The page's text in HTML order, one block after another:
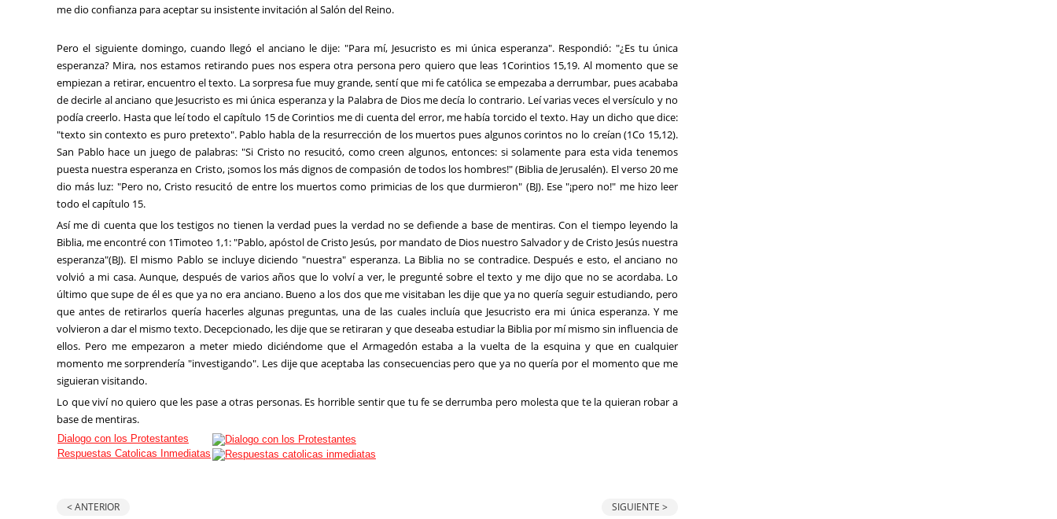
me dio confianza para aceptar su insistente invitación al Salón del Reino.
Pero el siguiente domingo, cuando llegó el anciano le dije: "Para mí, Jesucristo es mi única esperanza". Respondió: "¿Es tu única
esperanza? Mira, nos estamos retirando pues nos espera otra persona pero quiero que leas 1Corintios 15,19. Al momento que se
empiezan a retirar, encuentro el texto. La sorpresa fue muy grande, sentí que mi fe católica se empezaba a derrumbar, pues acababa
de decirle al anciano que Jesucristo es mi única esperanza y la Palabra de Dios me decía lo contrario. Leí varias veces el versículo y no
podía creerlo. Hasta que leí todo el capítulo 15 de Corintios me di cuenta del error, me había torcido el texto. Hay un dicho que dice:
"texto sin contexto es puro pretexto". Pablo habla de la resurrección de los muertos pues algunos corintos no lo creían (1Co 15,12).
San Pablo hace un juego de palabras: "Si Cristo no resucitó, como creen algunos, entonces: si solamente para esta vida tenemos
puesta nuestra esperanza en Cristo, ¡somos los más dignos de compasión de todos los hombres!" (Biblia de Jerusalén). El verso 20 me
dio más luz: "Pero no, Cristo resucitó de entre los muertos como primicias de los que durmieron" (BJ). Ese "¡pero no!" me hizo leer
todo el capítulo 15.
Así me di cuenta que los testigos no tienen la verdad pues la verdad no se defiende a base de mentiras. Con el tiempo leyendo la
Biblia, me encontré con 1Timoteo 1,1: "Pablo, apóstol de Cristo Jesús, por mandato de Dios nuestro Salvador y de Cristo Jesús nuestra
esperanza"(BJ). El mismo Pablo se incluye diciendo "nuestra" esperanza. La Biblia no se contradice. Después e esto, el anciano no
volvió a mi casa. Aunque, después de varios años que lo volví a ver, le pregunté sobre el texto y me dijo que no se acordaba. Lo
último que supe de él es que ya no era anciano. Bueno a los dos que me visitaban les dije que ya no quería seguir estudiando, pero
que antes de retirarlos quería hacerles algunas preguntas, una de las cuales incluía que Jesucristo era mi única esperanza. Y me
volvieron a dar el mismo texto. Decepcionado, les dije que se retiraran y que deseaba estudiar la Biblia por mí mismo sin influencia de
ellos. Pero me empezaron a meter miedo diciéndome que el Armagedón estaba a la vuelta de la esquina y que en cualquier
momento me sorprendería "investigando". Les dije que aceptaba las consecuencias pero que ya no quería por el momento que me
siguieran visitando.
Lo que viví no quiero que les pase a otras personas. Es horrible sentir que tu fe se derrumba pero molesta que te la quieran robar a
base de mentiras.
Dialogo con los Protestantes
Respuestas Catolicas Inmediatas
< ANTERIOR SIGUIENTE >